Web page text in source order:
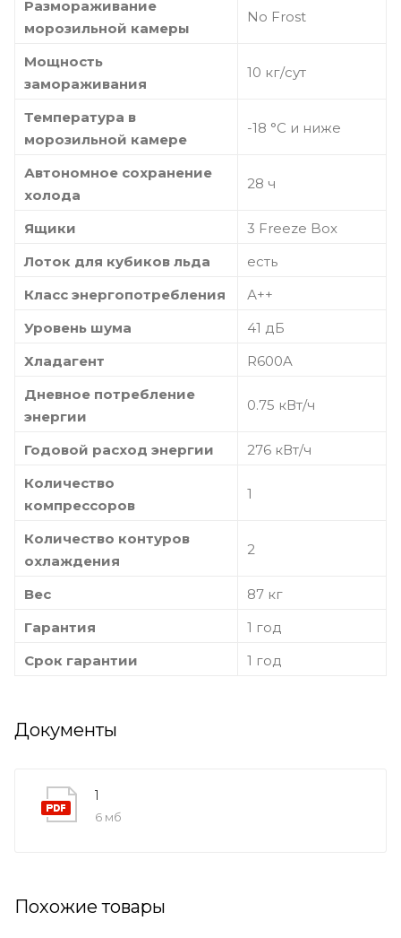
Размораживание
морозильной камеры
No Frost
Мощность
замораживания
10 кг/сут
Температура в
морозильной камере
-18 °C и ниже
Автономное сохранение
холода
28 ч
Ящики
3 Freeze Box
Лоток для кубиков льда
есть
Класс энергопотребления
А++
Уровень шума
41 дБ
Хладагент
R600A
Дневное потребление
энергии
0.75 кВт/ч
Годовой расход энергии
276 кВт/ч
Количество
компрессоров
1
Количество контуров
охлаждения
2
Вес
87 кг
Гарантия
1 год
Срок гарантии
1 год
Документы
1
6 мб
Похожие товары